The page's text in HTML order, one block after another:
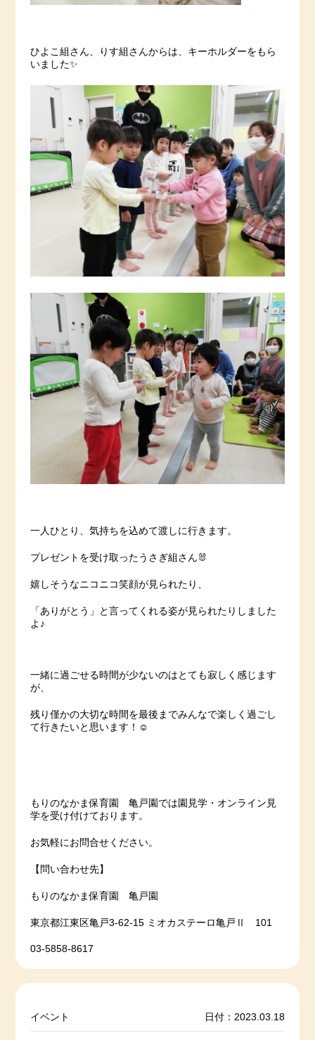
ひよこ組さん、りす組さんからは、キーホルダーをもら
いました✨
一人ひとり、気持ちを込めて渡しに行きます。
プレゼントを受け取ったうさぎ組さん🐰
嬉しそうなニコニコ笑顔が見られたり、
「ありがとう」と言ってくれる姿が見られたりしました
よ♪
一緒に過ごせる時間が少ないのはとても寂しく感じます
が、
残り僅かの大切な時間を最後までみんなで楽しく過ごし
て行きたいと思います！☺
もりのなかま保育園 亀戸園では園見学・オンライン見
学を受け付けております。
お気軽にお問合せください。
【問い合わせ先】
もりのなかま保育園 亀戸園
東京都江東区亀戸3-62-15 ミオカステーロ亀戸Ⅱ 101
03-5858-8617
イベント 日付：2023.03.18